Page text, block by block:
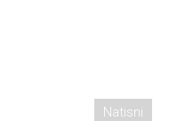
Natisni